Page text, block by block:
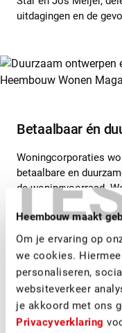
Heembouw maakt
Om je ervaring op
we cookies.
personaliseren,
websiteverkeer
je akkoord met ons
Privacyverklaring
uitdagingen en de
Betaalbaar én
Woningcorporaties
betaalbare en
de woningvoorraad.
hun ambitieuze
Bij elk project vormen
verduurzaming de
omgaan met de
veranderende
Daarbij zien wij dat de
gemeenten en andere